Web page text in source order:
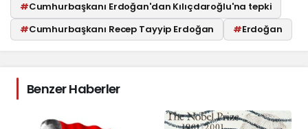
#Cumhurbaşkanı Erdoğan'dan Kılıçdaroğlu'na tepki
#Cumhurbaşkanı Recep Tayyip Erdoğan #Erdoğan
Benzer Haberler